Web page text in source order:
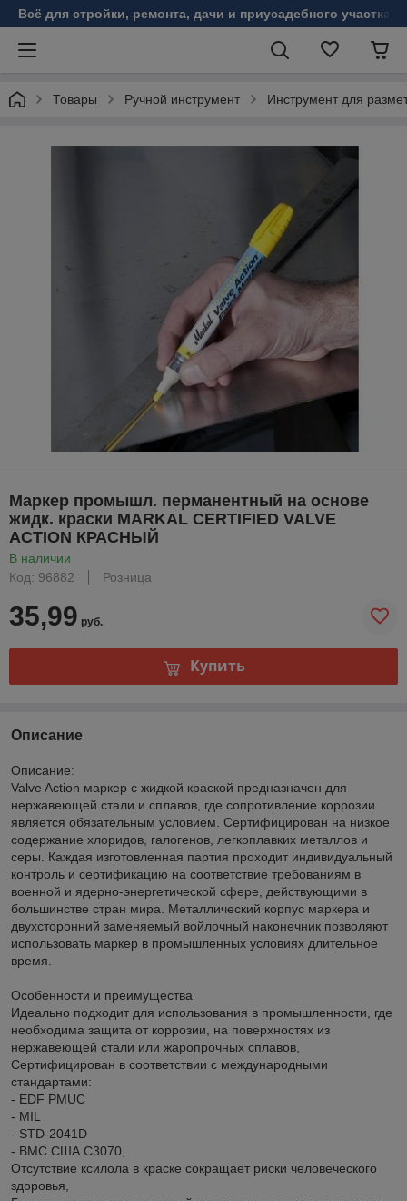
Всё для стройки, ремонта, дачи и приусадебного участка!
Товары Ручной инструмент Инструмент для
Маркер промышл. перманентный на основе
жидк. краски MARKAL CERTIFIED VALVE
ACTION КРАСНЫЙ
В наличии
Код: 96882
Розница
35,99 руб.
Купить
Описание
Описание:
Valve Action маркер с жидкой краской предназначен для
нержавеющей стали и сплавов, где сопротивление коррозии
является обязательным условием. Сертифицирован на низкое
содержание хлоридов, галогенов, легкоплавких металлов и
серы. Каждая изготовленная партия проходит индивидуальный
контроль и сертификацию на соответствие требованиям в
военной и ядерно-энергетической сфере, действующими в
большинстве стран мира. Металлический корпус маркера и
двухсторонний заменяемый войлочный наконечник позволяют
использовать маркер в промышленных условиях длительное
время.
Особенности и преимущества
Идеально подходит для использования в промышленности, где
необходима защита от коррозии, на поверхностях из
нержавеющей стали или жаропрочных сплавов,
Сертифицирован в соответствии с международными
стандартами:
- EDF PMUC
- MIL
- STD-2041D
- ВМС США C3070,
Отсутствие ксилола в краске сокращает риски человеческого
здоровья,